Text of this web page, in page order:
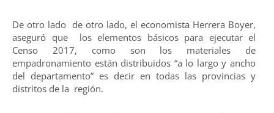
De otro lado de otro lado, el economista Herrera Boyer,
aseguró que los elementos básicos para ejecutar el
Censo 2017, como son los materiales de
empadronamiento están distribuidos “a lo largo y ancho
del departamento” es decir en todas las provincias y
distritos de la región.